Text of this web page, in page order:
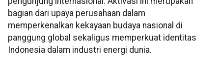
bagian dari upaya perusahaan dalam
memperkenalkan kekayaan budaya nasional di
panggung global sekaligus memperkuat identitas
Indonesia dalam industri energi dunia.